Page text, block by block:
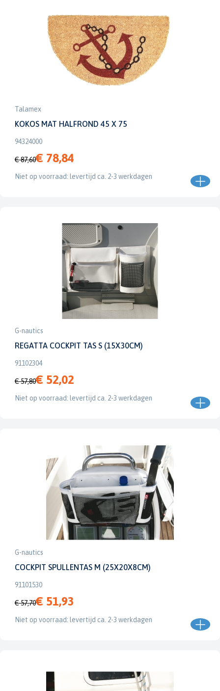
Talamex
KOKOS MAT HALFROND 45 X 75
94324000
€ 87,60€ 78,84
Niet op voorraad: levertijd ca. 2-3 werkdagen
G-nautics
REGATTA COCKPIT TAS S (15X30CM)
91102304
€ 57,80€ 52,02
Niet op voorraad: levertijd ca. 2-3 werkdagen
G-nautics
COCKPIT SPULLENTAS M (25X20X8CM)
91101530
€ 57,70€ 51,93
Niet op voorraad: levertijd ca. 2-3 werkdagen